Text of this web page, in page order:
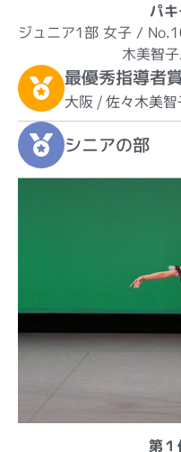
パ
ジュニア1部 女子 /
木美智
最優秀指導
大阪 / 佐々木美
シニアの部
第